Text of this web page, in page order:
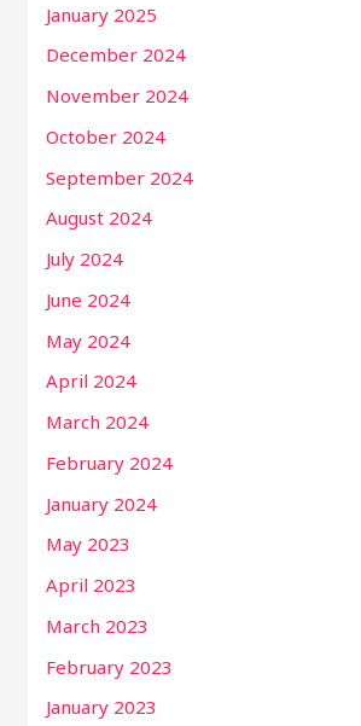
January 2025
December 2024
November 2024
October 2024
September 2024
August 2024
July 2024
June 2024
May 2024
April 2024
March 2024
February 2024
January 2024
May 2023
April 2023
March 2023
February 2023
January 2023